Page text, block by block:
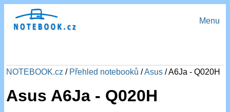
Menu
NOTEBOOK.cz / Přehled notebooků /Asus / A6Ja - Q020H
Asus A6Ja - Q020H